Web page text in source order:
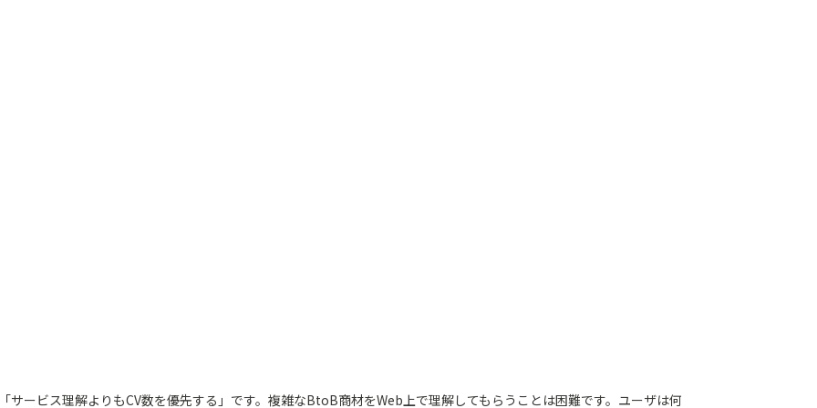
サービス理解よりもCV数を優先する」です。複雑なBtoB商材をWeb上で理解してもらうことは困難です。ユーザは何